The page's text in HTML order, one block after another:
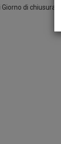
di chiusura: